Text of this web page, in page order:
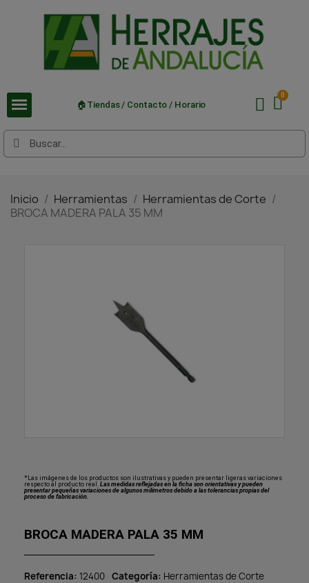
🏠Tiendas / Contacto / Horario
Inicio Herramientas
Herramientas de Corte
BROCA MADERA PALA 35 MM
*Las imágenes de los productos son ilustrativas y pueden presentar ligeras variaciones
respecto al producto real. Las medidas reflejadas en la ficha son orientativas y pueden
presentar pequeñas variaciones de algunos milímetros debido a las tolerancias propias del
proceso de fabricación.
BROCA MADERA PALA 35 MM
Referencia 12400 Categoría Herramientas de Corte